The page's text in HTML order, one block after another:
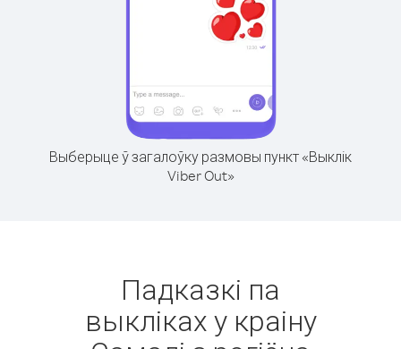
Выберыце ў загалоўку размовы пункт «Выклік
Viber Out»
Падказкі па
выкліках у краіну